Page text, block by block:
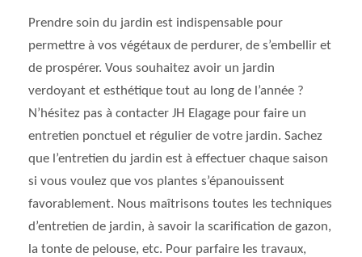
Prendre soin du jardin est indispensable pour
permettre à vos végétaux de perdurer, de s’embellir et
de prospérer. Vous souhaitez avoir un jardin
verdoyant et esthétique tout au long de l’année ?
N’hésitez pas à contacter JH Elagage pour faire un
entretien ponctuel et régulier de votre jardin. Sachez
que l’entretien du jardin est à effectuer chaque saison
si vous voulez que vos plantes s’épanouissent
favorablement. Nous maîtrisons toutes les techniques
d’entretien de jardin, à savoir la scarification de gazon,
la tonte de pelouse, etc. Pour parfaire les travaux,